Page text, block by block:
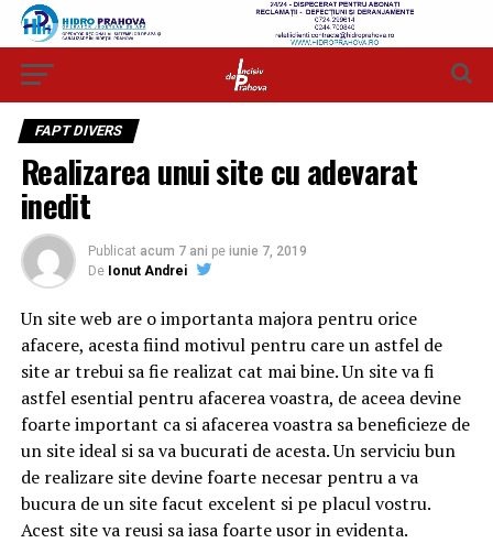
FAPT DIVERS
Realizarea unui site cu adevarat
inedit
Publicat acum 7 ani pe iunie 7, 2019
De Ionut Andrei
Un site web are o importanta majora pentru orice
afacere, acesta fiind motivul pentru care un astfel de
site ar trebui sa fie realizat cat mai bine. Un site va fi
astfel esential pentru afacerea voastra, de aceea devine
foarte important ca si afacerea voastra sa beneficieze de
un site ideal si sa va bucurati de acesta. Un serviciu bun
de realizare site devine foarte necesar pentru a va
bucura de un site facut excelent si pe placul vostru.
Acest site va reusi sa iasa foarte usor in evidenta.